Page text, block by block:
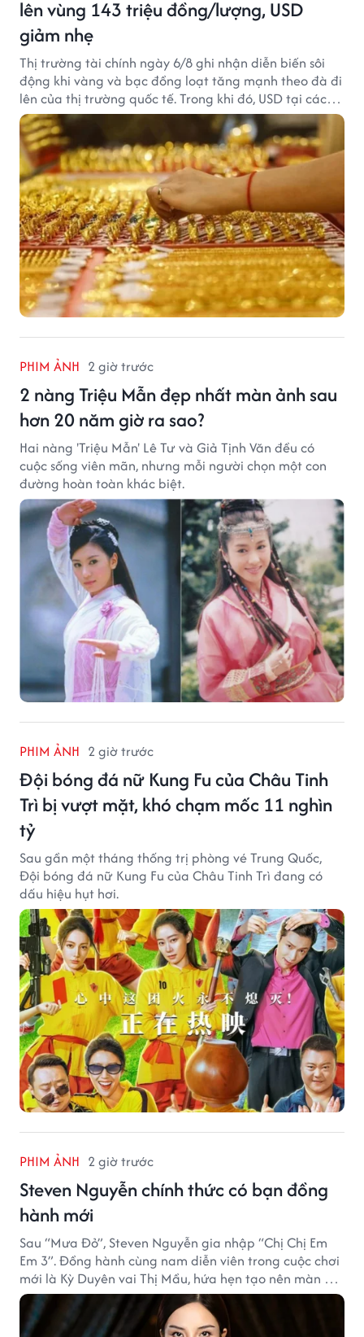
lên vùng 143 triệu đồng/lượng, USD
giảm nhẹ
Thị trường tài chính ngày 6/8 ghi nhận diễn biến sôi
động khi vàng và bạc đồng loạt tăng mạnh theo đà đi
lên của thị trường quốc tế. Trong khi đó, USD tại các
ngân hàng tiếp tục hạ nhiệt dù tỷ giá trung tâm lập
đỉnh mới.
PHIM ẢNH 2 giờ trước
2 nàng Triệu Mẫn đẹp nhất màn ảnh sau
hơn 20 năm giờ ra sao?
Hai nàng 'Triệu Mẫn' Lê Tư và Giả Tịnh Văn đều có
cuộc sống viên mãn, nhưng mỗi người chọn một con
đường hoàn toàn khác biệt.
PHIM ẢNH 2 giờ trước
Đội bóng đá nữ Kung Fu của Châu Tinh
Trì bị vượt mặt, khó chạm mốc 11 nghìn
tỷ
Sau gần một tháng thống trị phòng vé Trung Quốc,
Đội bóng đá nữ Kung Fu của Châu Tinh Trì đang có
dấu hiệu hụt hơi.
PHIM ẢNH 2 giờ trước
Steven Nguyễn chính thức có bạn đồng
hành mới
Sau “Mưa Đỏ”, Steven Nguyễn gia nhập “Chị Chị Em
Em 3”. Đồng hành cùng nam diễn viên trong cuộc chơi
mới là Kỳ Duyên vai Thị Mầu, hứa hẹn tạo nên màn kết
hợp nhiều bất ngờ.